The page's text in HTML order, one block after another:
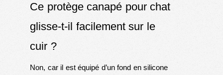
Ce protège canapé pour chat
glisse-t-il facilement sur le
cuir ?
Non, car il est équipé d’un fond en silicone